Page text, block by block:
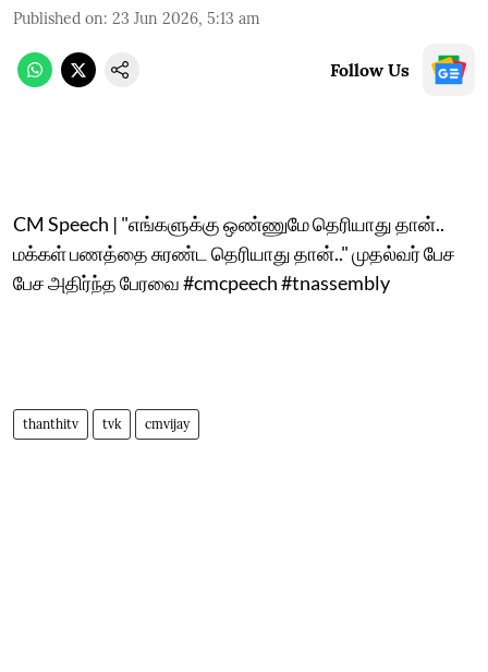
Published on: 23 Jun 2026, 5:13 am
Follow Us
CM Speech | "எங்களுக்கு ஒண்ணுமே தெரியாது தான்..
மக்கள் பணத்தை சுரண்ட தெரியாது தான்.." முதல்வர் பேச
பேச அதிர்ந்த பேரவை #cmcpeech #tnassembly
thanthitv tvk cmvijay